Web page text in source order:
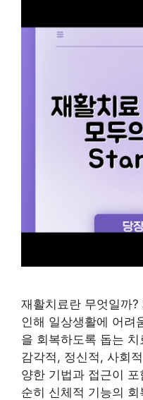
재활치료란 무엇일까
인해 일상생활에 어려
을 회복하도록 돕는
감각적, 정신적, 사회
양한 기법과 접근이
순히 신체적 기능의